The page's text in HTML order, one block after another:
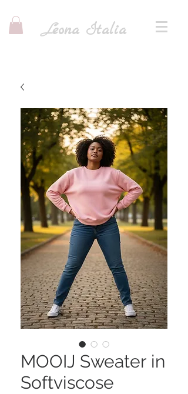
Leona Italia
MOOIJ Sweater in
Softviscose